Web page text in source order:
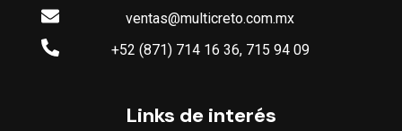
ventas@multicreto.com.mx
+52 (871) 714 16 36, 715 94 09
Links de interés